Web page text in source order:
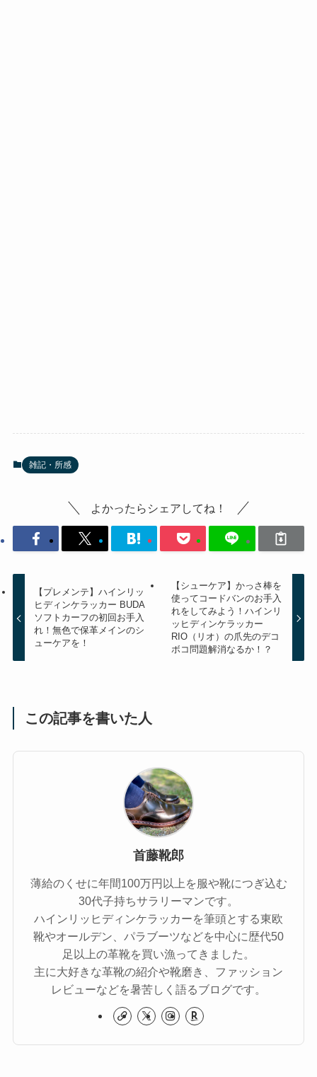
雑記・所感
よかったらシェアしてね！
【プレメンテ】ハインリッ
ヒディンケラッカー BUDA
ソフトカーフの初回お手入
れ！無色で保革メインのシ
ューケアを！
【シューケア】かっさ棒を
使ってコードバンのお手入
れをしてみよう！ハインリ
ッヒディンケラッカー
RIO（リオ）の爪先のデコ
ボコ問題解消なるか！？
この記事を書いた人
首藤靴郎
薄給のくせに年間100万円以上を服や靴につぎ込む
30代子持ちサラリーマンです。
ハインリッヒディンケラッカーを筆頭とする東欧
靴やオールデン、パラブーツなどを中心に歴代50
足以上の革靴を買い漁ってきました。
主に大好きな革靴の紹介や靴磨き、ファッション
レビューなどを暑苦しく語るブログです。